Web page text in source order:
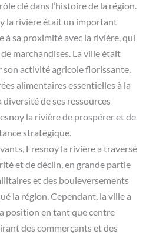
clé dans l’histoire de la région.
la rivière était un important
à sa proximité avec la rivière, qui
marchandises. La ville était
son activité agricole florissante,
alimentaires essentielles à la
de ses ressources
la rivière de prospérer et de
stratégique.
Fresnoy la rivière a traversé
et de déclin, en grande partie
et des bouleversements
la région. Cependant, la ville a
position en tant que centre
des commerçants et des